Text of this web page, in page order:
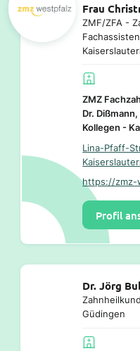
Frau
ZMF/ZFA -
ZMZ
Dr.
Kollegen -
Lina-Pfaff-
https://zmz-
Profil
Dr. Jörg
Güdingen